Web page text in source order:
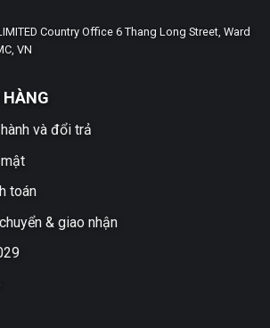
Country Office 6 Thang Long Street, Ward
VN
HÀNG
và đổi trả
toán
& giao nhận